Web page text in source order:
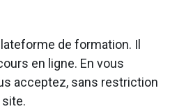
de formation. Il
en ligne. En vous
acceptez, sans restriction